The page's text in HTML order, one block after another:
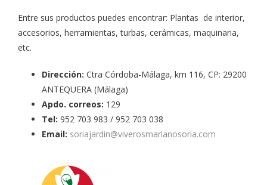
Entre sus productos puedes encontrar: Plantas de interior,
accesorios, herramientas, turbas, cerámicas, maquinaria,
etc.
Dirección: Ctra Córdoba-Málaga, km 116, CP: 29200
ANTEQUERA (Málaga)
Apdo. correos: 129
Tel: 952 703 983 / 952 703 038
Email: soriajardin@viverosmarianosoria.com